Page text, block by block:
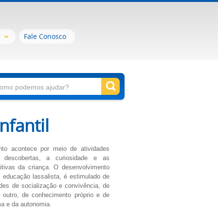
Fale Conosco
acontece por meio de atividades
a curiosidade e as
da criança. O desenvolvimento
lassalista, é estimulado de
de socialização e convivência, de
de conhecimento próprio e de
e da autonomia.